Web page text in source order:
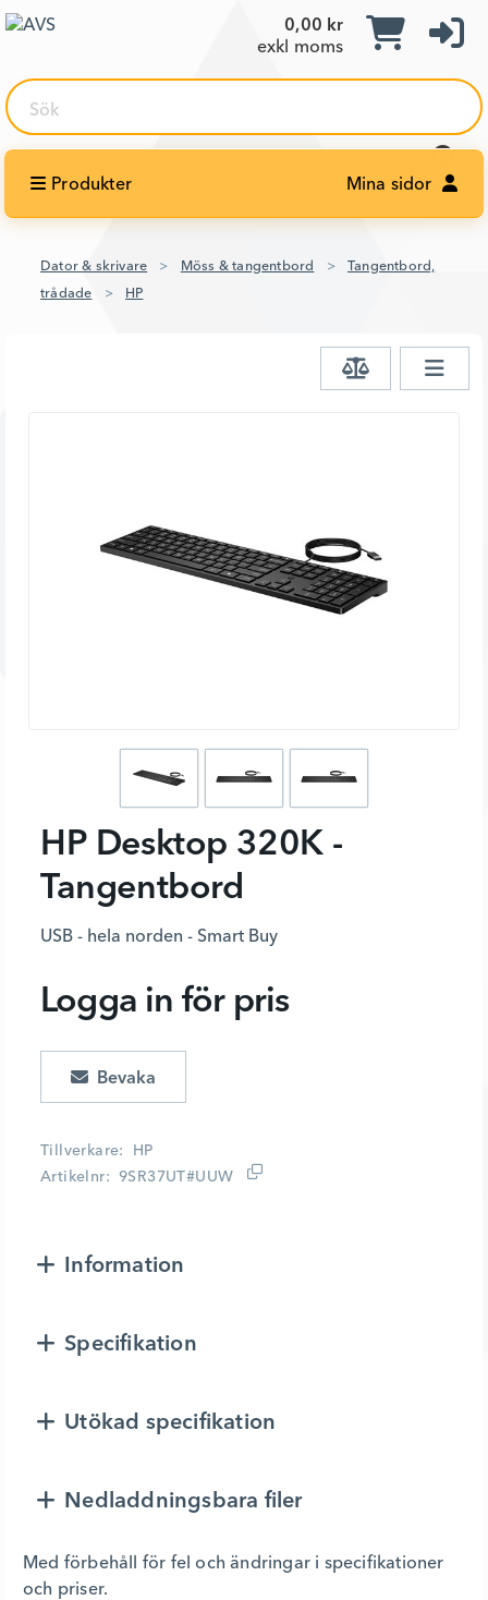
0,00 kr
exkl moms
Sök
Produkter Mina sidor
Dator & skrivare Möss & tangentbord
Tangentbord,
trådade
HP
HP Desktop 320K -
Tangentbord
USB - hela norden - Smart Buy
Tillverkare
HP
Artikelnr
9SR37UT#UUW
Logga in för pris
Information
Specifikation
Utökad specifikation
Nedladdningsbara filer
Med förbehåll för fel och ändringar i specifikationer
och priser.